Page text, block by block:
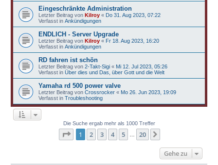
Eingeschränkte Administration
Letzter Beitrag von Kilroy« Do 31. Aug 2023, 07:22
Verfasst in Ankündigungen
ENDLICH - Server Upgrade
Letzter Beitrag von Kilroy« Fr 18. Aug 2023, 16:20
Verfasst in Ankündigungen
RD fahren ist schön
Letzter Beitrag von 2-Takt-Sigi« Mi 12. Jul 2023, 05:26
Verfasst in Über dies und Das, über Gott und die Welt
Yamaha rd 500 power valve
Letzter Beitrag von Crossrocker« Mo 26. Jun 2023, 19:09
Verfasst in Troubleshooting
Die Suche ergab mehr als 1000 Treffer
Seite 1von 20
1 2 3 4 5 20
Gehe zu